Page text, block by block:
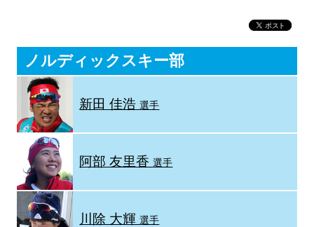
ノルディックスキー部
新田 佳浩選手
阿部 友里香選手
川除 大輝選手